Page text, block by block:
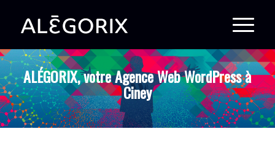
ALÉGORIX, votre Agence Web WordPress à
Ciney